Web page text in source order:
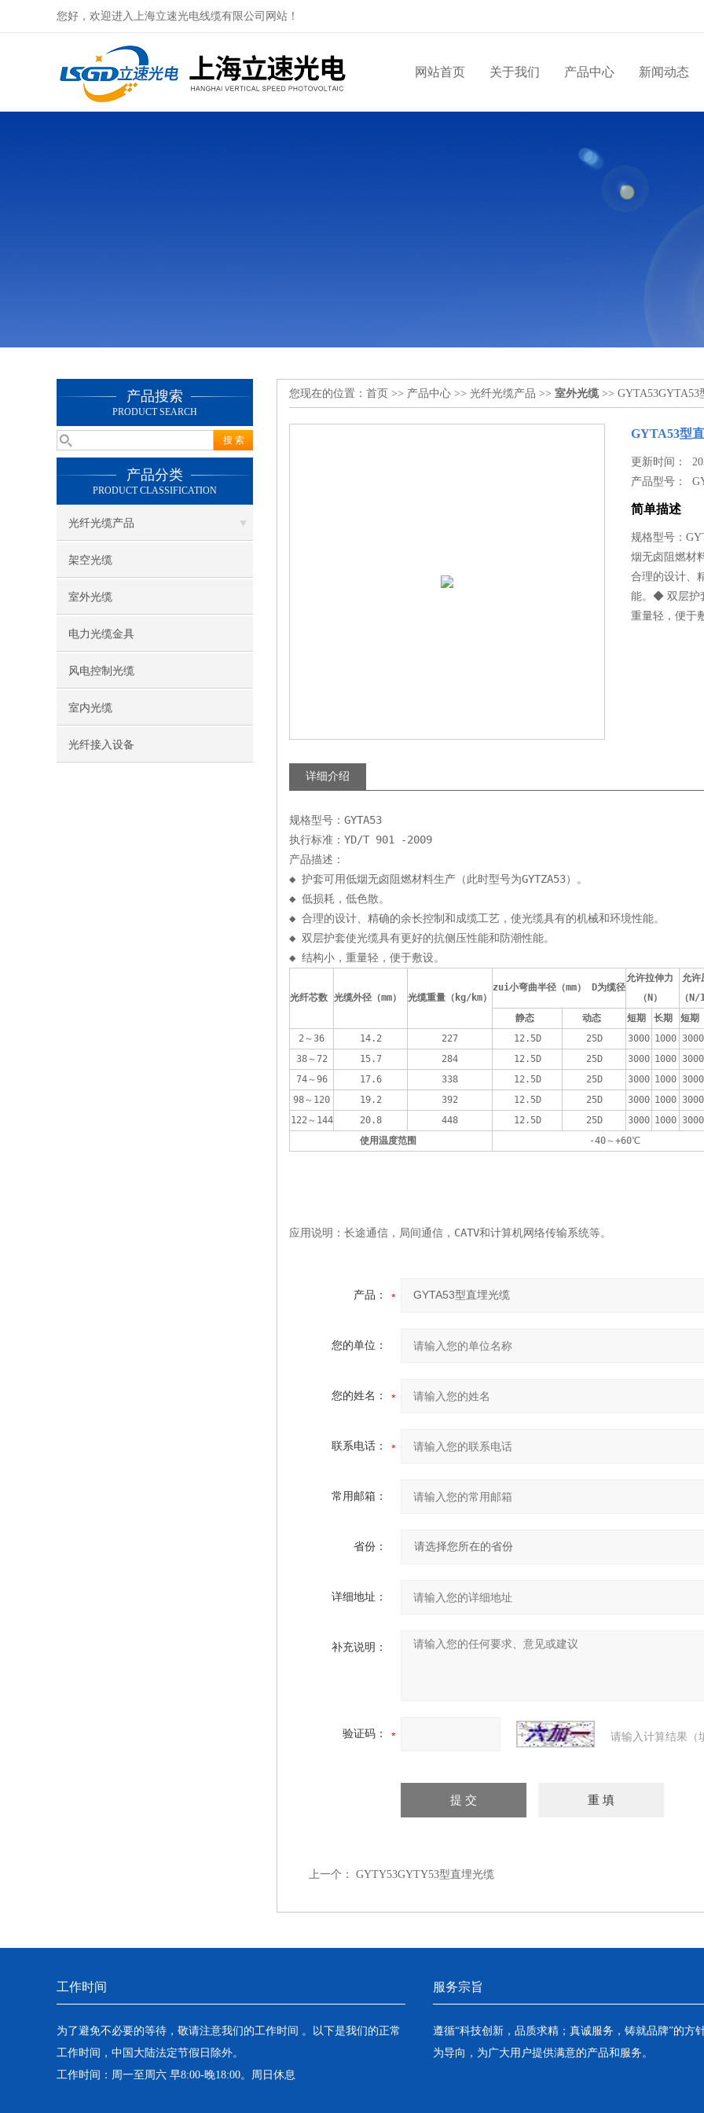
您好，欢迎进入上海立速光电线缆有限公司网站！
网站首页 关于我们 产品中心 新闻动态
产品搜索
PRODUCT SEARCH
产品分类
PRODUCT CLASSIFICATION
光纤光缆产品
架空光缆
室外光缆
电力光缆金具
风电控制光缆
室内光缆
光纤接入设备
您现在的位置： 首页 >> 产品中心 >> 光纤光缆产品 >> 室外光缆>> GYTA53GYTA53
GYTA53型
更新时间：
产品型号：
简单描述
规格型号：
烟无卤阻燃材
合理的设计、
能。◆ 双层护
重量轻，便于
详细介绍
规格型号：GYTA53
执行标准：YD/T 901 -2009
产品描述：
◆ 护套可用低烟无卤阻燃材料生产（此时型号为GYTZA53）。
◆ 低损耗，低色散。
◆ 合理的设计、精确的余长控制和成缆工艺，使光缆具有的机械和环境性能。
◆ 双层护套使光缆具有更好的抗侧压性能和防潮性能。
◆ 结构小，重量轻，便于敷设。
光纤芯数 光缆外径（mm） 光缆重量（kg/km）
zui小弯曲半径（mm） D为缆径
允许拉伸力
（N）
允许
（N/
静态
动态 短期 长期 短期
2～36
14.2 227 12.5D 25D 3000 1000 3000
38～72
15.7 284 12.5D 25D 3000 1000 3000
74～96
17.6 338 12.5D 25D 3000 1000 3000
98～120
19.2 392 12.5D 25D 3000 1000 3000
122～144
20.8 448 12.5D 25D 3000 1000 3000
使用温度范围
-40～+60℃
应用说明：长途通信，局间通信，CATV和计算机网络传输系统等。
产品：
您的单位：
您的姓名：
联系电话：
常用邮箱：
省份：
详细地址：
补充说明：
验证码： 请输入计算结果（
上一个： GYTY53GYTY53型直埋光缆
工作时间
为了避免不必要的等待，敬请注意我们的工作时间 。以下是我们的正常
工作时间，中国大陆法定节假日除外。
工作时间：周一至周六 早8:00-晚18:00。周日休息
服务宗旨
遵循“科技创新，品质求精；真诚服务，铸就品牌”的方
为导向，为广大用户提供满意的产品和服务。